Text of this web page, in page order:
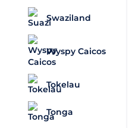
Swaziland
Wyspy Caicos
Tokelau
Tonga